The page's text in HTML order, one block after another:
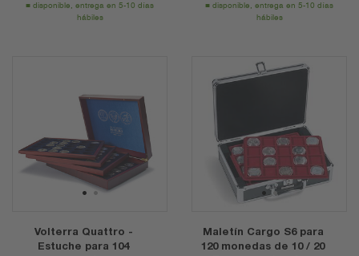
disponible, entrega en 5-10 días
hábiles
disponible, entrega en 5-10 días
hábiles
12
Volterra Quattro -
Estuche para 104
12
Maletín Cargo S6 para
120 monedas de 10 / 20